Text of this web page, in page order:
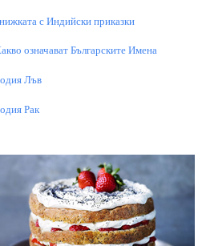
с Индийски приказки
означават Българските Имена
Лъв
Рак